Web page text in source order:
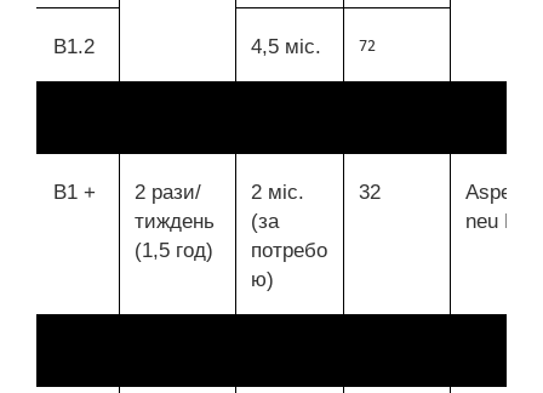
В1.2 4,5 міс. 72
B1 +
2 рази/
тиждень
(1,5 год)
2 міс.
(за
потребо
ю)
32
Aspekte
neu B1+